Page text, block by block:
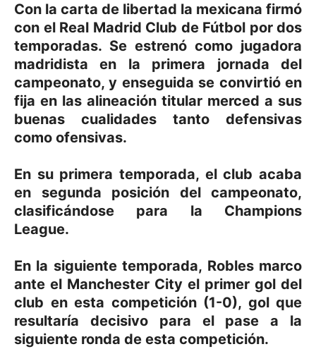
Con la carta de libertad la mexicana firmó
con el Real Madrid Club de Fútbol por dos
temporadas. ​ Se estrenó como jugadora
madridista en la primera jornada del
campeonato, y enseguida se convirtió en
fija en las alineación titular merced a sus
buenas cualidades tanto defensivas
como ofensivas.
En su primera temporada, el club acaba
en segunda posición del campeonato,
clasificándose para la Champions
League.
En la siguiente temporada, Robles marco
ante el Manchester City el primer gol del
club en esta competición (1-0), gol que
resultaría decisivo para el pase a la
siguiente ronda de esta competición.